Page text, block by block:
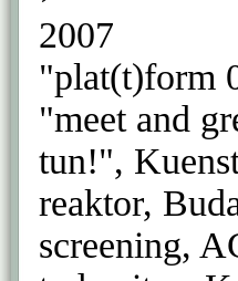
2007
"plat(t)form
"meet and
tun!",
reaktor,
screening,